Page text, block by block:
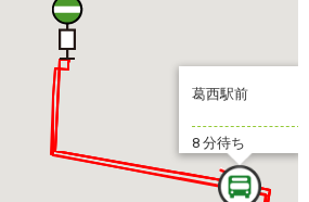
葛西駅前
8 分待ち